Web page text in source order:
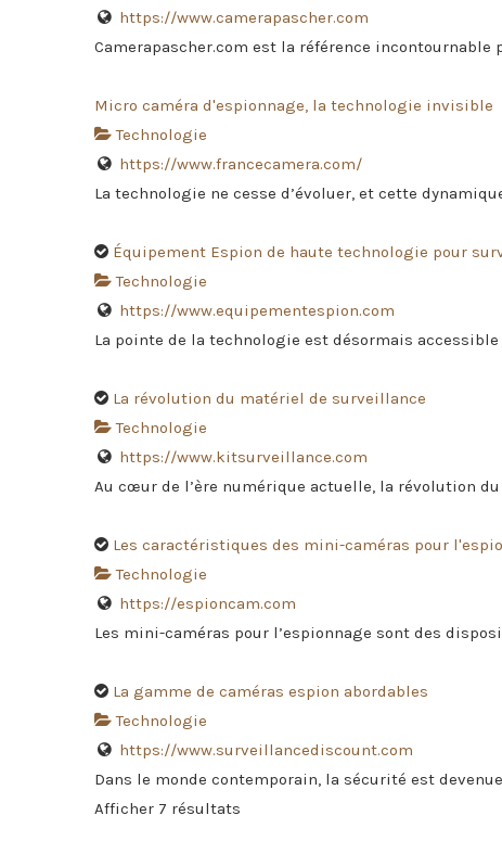
https://www.camerapascher.com
Camerapascher.com est la référence
Micro caméra d'espionnage, la technologie invisible
Technologie
https://www.francecamera.com/
La technologie ne cesse d’évoluer, et cette
Équipement Espion de haute technologie pour
Technologie
https://www.equipementespion.com
La pointe de la technologie est désormais
La révolution du matériel de surveillance
Technologie
https://www.kitsurveillance.com
Au cœur de l’ère numérique actuelle, la révolution
Les caractéristiques des mini-caméras pour
Technologie
https://espioncam.com
Les mini-caméras pour l’espionnage sont des
La gamme de caméras espion abordables
Technologie
https://www.surveillancediscount.com
Dans le monde contemporain, la sécurité est
Afficher 7 résultats